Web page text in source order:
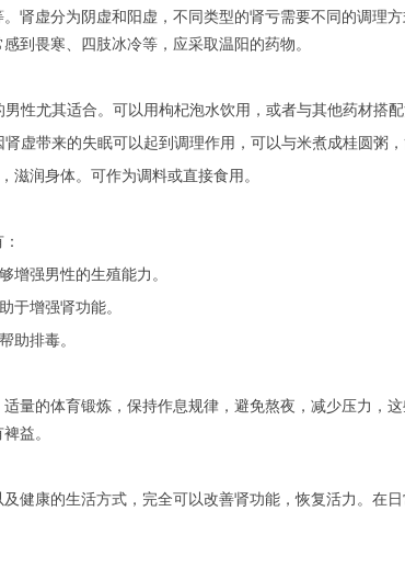
肾虚分为阴虚和阳虚，不同类型的肾亏需要不同的调理
到畏寒、四肢冰冷等，应采取温阳的药物。
性尤其适合。可以用枸杞泡水饮用，或者与其他药材搭配
虚带来的失眠可以起到调理作用，可以与米煮成桂圆粥，
滋润身体。可作为调料或直接食用。
增强男性的生殖能力。
于增强肾功能。
助排毒。
量的体育锻炼，保持作息规律，避免熬夜，减少压力，这
益。
健康的生活方式，完全可以改善肾功能，恢复活力。在